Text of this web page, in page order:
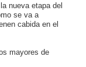
nueva etapa del
se va a
cabida en el
mayores de